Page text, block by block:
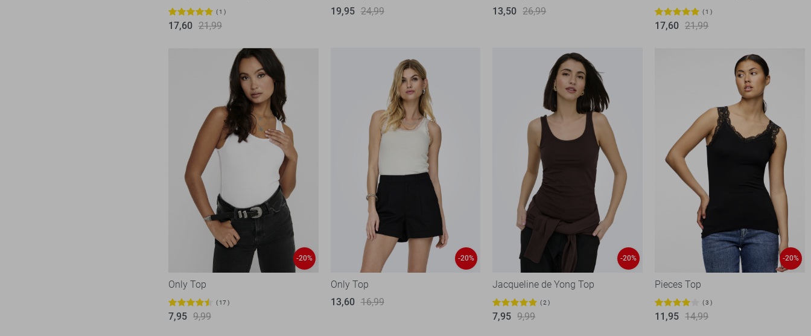
1
17,60 21,99
19,95 24,99
13,50 26,99 1
17,60 21,99
-20%
Only Top
17
7,95 9,99
-20%
Only Top
13,60 16,99
-20%
Jacqueline de Yong Top
2
7,95 9,99
-20%
Pieces Top
3
11,95 14,99